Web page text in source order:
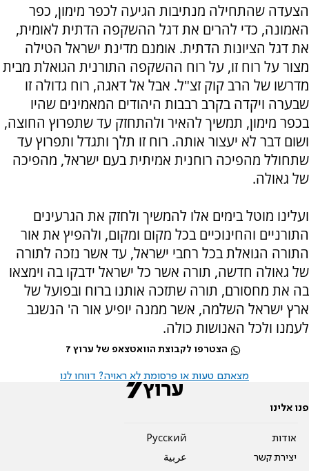
הצעדה שהתחילה מנתיבות הגיעה לכפר מימון, כפר
האמונה, כדי להרים את דגל ההשקפה הדתית לאומית,
את דגל הציונות הדתית. אומנם מדינת ישראל הטילה
מצור על רוח זו, על רוח ההשקפה התורנית הגואלת מבית
מדרשו של הרב קוק זצ"ל. אבל אל דאגה, רוח גדולה זו
שבערה ויקדה בקרב רבבות היהודים המאמינים שהיו
בכפר מימון, תמשיך להאיר ולהתחזק עד שתפרוץ החוצה,
ושום דבר לא יעצור אותה. רוח זו תלך ותגדל ותפרוץ עד
שתחולל מהפיכה רוחנית אמיתית בעם ישראל, מהפיכה
של גאולה.
ועלינו מוטל בימים אלו להמשיך ולחזק את הגרעינים
התורניים והחינוכיים בכל מקום ומקום, ולהפיץ את אור
התורה הגואלת בכל רחבי ישראל, עד אשר נזכה לתורה
של גאולה חדשה, תורה אשר כל ישראל ידבקו בה וימצאו
בה את מחסורם, תורה שתזכה אותנו ברוח ובפועל של
ארץ ישראל השלמה, אשר ממנה יופיע אור ה' הנשגב
לעמנו ולכל האנושות כולה.
הצטרפו לקבוצת הוואטצאפ של ערוץ 7
מצאתם טעות או פרסומת לא ראויה? דווחו לנו
פנו אלינו
אודות
יצירת קשר
Pусский
عربية